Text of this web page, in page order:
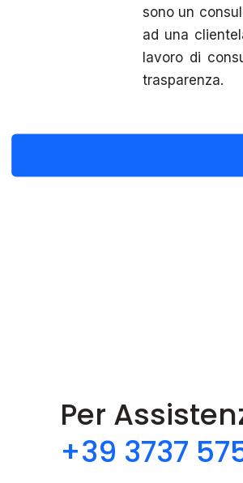
sono un
ad una
lavoro di
trasparenza.
Per
+39 3737